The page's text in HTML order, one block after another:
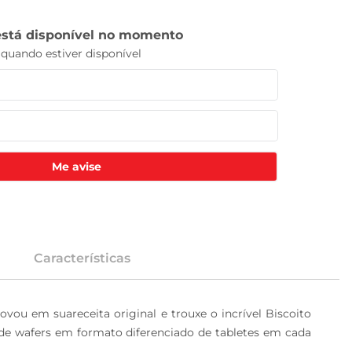
Me avise
Características
em suareceita original e trouxe o incrível Biscoito
wafers em formato diferenciado de tabletes em cada